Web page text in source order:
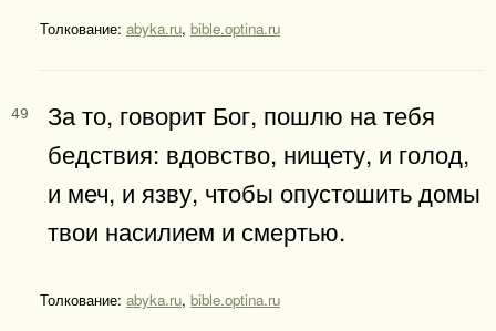
Толкование: abyka.ru, bible.optina.ru
49
За то, говорит Бог, пошлю на тебя
бедствия: вдовство, нищету, и голод,
и меч, и язву, чтобы опустошить домы
твои насилием и смертью.
Толкование: abyka.ru, bible.optina.ru